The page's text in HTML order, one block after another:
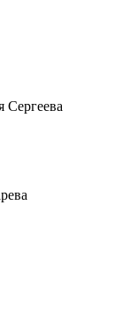
Сергеева